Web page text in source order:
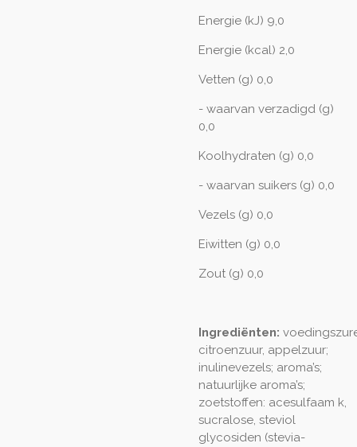
Energie (kJ) 9,0
Energie (kcal) 2,0
Vetten (g) 0,0
- waarvan verzadigd (g)
0,0
Koolhydraten (g) 0,0
- waarvan suikers (g) 0,0
Vezels (g) 0,0
Eiwitten (g) 0,0
Zout (g) 0,0
Ingrediënten:
citroenzuur, appelzuur;
inulinevezels; aroma’s;
natuurlijke aroma’s;
zoetstoffen: acesulfaam k,
sucralose, steviol
glycosiden (stevia-